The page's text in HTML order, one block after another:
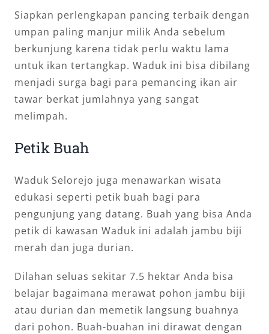
Siapkan perlengkapan pancing terbaik dengan
umpan paling manjur milik Anda sebelum
berkunjung karena tidak perlu waktu lama
untuk ikan tertangkap. Waduk ini bisa dibilang
menjadi surga bagi para pemancing ikan air
tawar berkat jumlahnya yang sangat
melimpah.
Petik Buah
Waduk Selorejo juga menawarkan wisata
edukasi seperti petik buah bagi para
pengunjung yang datang. Buah yang bisa Anda
petik di kawasan Waduk ini adalah jambu biji
merah dan juga durian.
Dilahan seluas sekitar 7.5 hektar Anda bisa
belajar bagaimana merawat pohon jambu biji
atau durian dan memetik langsung buahnya
dari pohon. Buah-buahan ini dirawat dengan